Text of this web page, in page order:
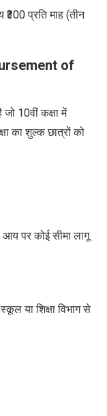
प्रति माह (तीन
of
जो 10वीं कक्षा में
का शुल्क छात्रों को
पर कोई सीमा लागू
या शिक्षा विभाग से